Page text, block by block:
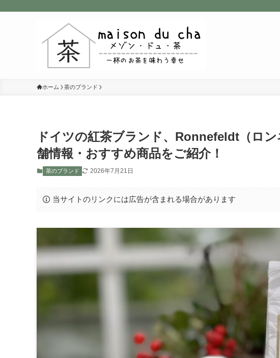
ホーム 茶のブランド
ドイツの紅茶ブランド、Ronnefeldt（ロ
舗情報・おすすめ商品をご紹介！
茶のブランド 2026年7月21日
当サイトのリンクには広告が含まれる場合があります